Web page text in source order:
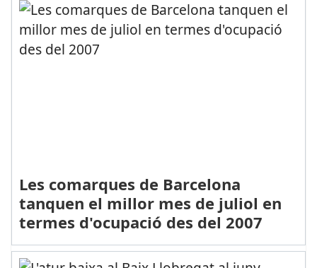
Les comarques de Barcelona
tanquen el millor mes de juliol en
termes d'ocupació des del 2007